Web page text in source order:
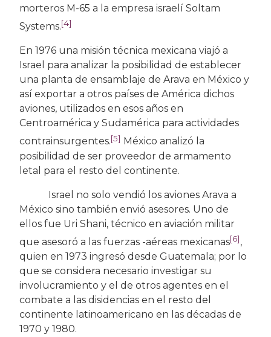
morteros M-65 a la empresa israelí Soltam
Systems.[4]
En 1976 una misión técnica mexicana viajó a
Israel para analizar la posibilidad de establecer
una planta de ensamblaje de Arava en México y
así exportar a otros países de América dichos
aviones, utilizados en esos años en
Centroamérica y Sudamérica para actividades
contrainsurgentes.[5] México analizó la
posibilidad de ser proveedor de armamento
letal para el resto del continente.
Israel no solo vendió los aviones Arava a
México sino también envió asesores. Uno de
ellos fue Uri Shani, técnico en aviación militar
que asesoró a las fuerzas -aéreas mexicanas[6],
quien en 1973 ingresó desde Guatemala; por lo
que se considera necesario investigar su
involucramiento y el de otros agentes en el
combate a las disidencias en el resto del
continente latinoamericano en las décadas de
1970 y 1980.